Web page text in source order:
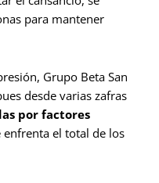
para mantener
Grupo Beta San
desde varias zafras
por factores
enfrenta el total de los